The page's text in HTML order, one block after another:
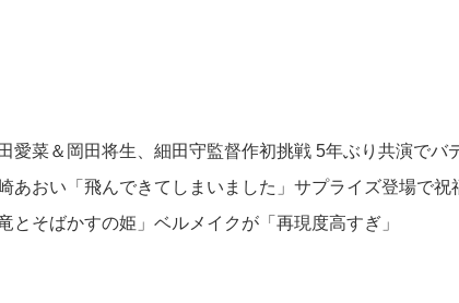
愛菜＆岡田将生、細田守監督作初挑戦 5年ぶり共演でバ
崎あおい「飛んできてしまいました」サプライズ登場で祝
とそばかすの姫」ベルメイクが「再現度高すぎ」